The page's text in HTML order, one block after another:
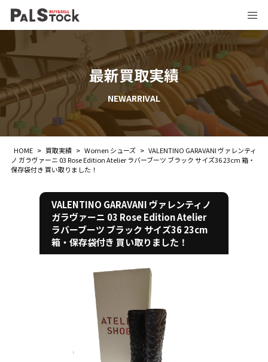
最新買取実績
NEWARRIVAL
HOME > 買取実績 > Women シューズ > VALENTINO GARAVANI ヴァレンティ
ノ ガラヴァーニ 03 Rose Edition Atelier ラバーブーツ ブラック サイズ36 23cm 箱・
保存袋付き 買い取りました！
VALENTINO GARAVANI ヴァレンティノ
ガラヴァーニ 03 Rose Edition Atelier
ラバーブーツ ブラック サイズ36 23cm
箱・保存袋付き 買い取りました！